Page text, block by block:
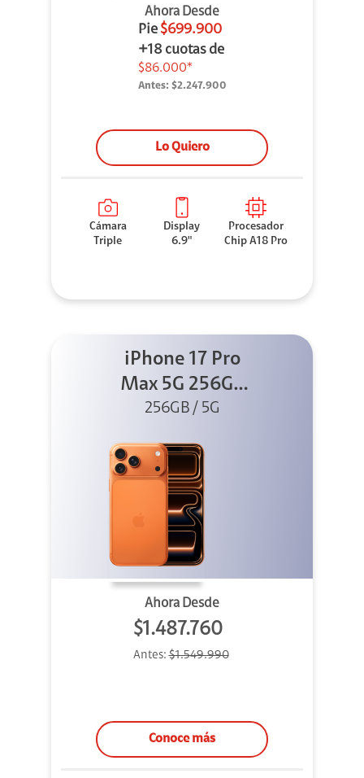
Ahora Desde
Pie $699.900
+18 cuotas de
$86.000*
Antes: $2.247.900
Lo Quiero
Cámara
Triple
Display
6.9"
Procesador
Chip A18 Pro
iPhone 17 Pro
Max 5G 256GB
Cosmic Orange
256GB / 5G
Ahora Desde
$1.487.760
Antes:$1.549.990
Conoce más